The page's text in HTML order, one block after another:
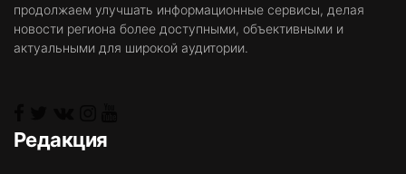
продолжаем улучшать информационные сервисы, делая
новости региона более доступными, объективными и
актуальными для широкой аудитории.
Редакция